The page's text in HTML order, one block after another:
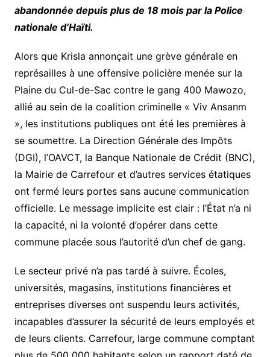
abandonnée depuis plus de 18 mois par la Police
nationale d’Haïti.
Alors que Krisla annonçait une grève générale en
représailles à une offensive policière menée sur la
Plaine du Cul-de-Sac contre le gang 400 Mawozo,
allié au sein de la coalition criminelle « Viv Ansanm
», les institutions publiques ont été les premières à
se soumettre. La Direction Générale des Impôts
(DGI), l’OAVCT, la Banque Nationale de Crédit (BNC),
la Mairie de Carrefour et d’autres services étatiques
ont fermé leurs portes sans aucune communication
officielle. Le message implicite est clair : l’État n’a ni
la capacité, ni la volonté d’opérer dans cette
commune placée sous l’autorité d’un chef de gang.
Le secteur privé n’a pas tardé à suivre. Écoles,
universités, magasins, institutions financières et
entreprises diverses ont suspendu leurs activités,
incapables d’assurer la sécurité de leurs employés et
de leurs clients. Carrefour, large commune comptant